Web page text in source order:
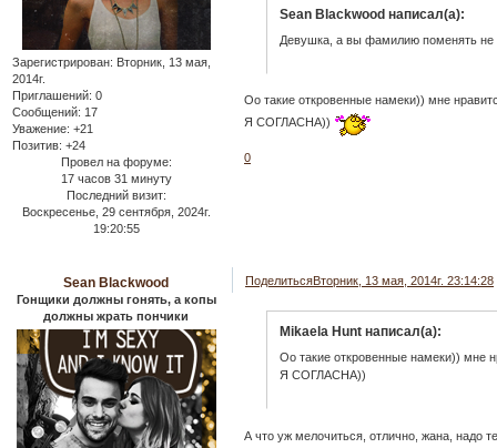
Зарегистрирован: Вторник, 13 мая,
2014г.
Приглашений: 0
Сообщений: 17
Уважение: +21
Позитив: +24
Провел на форуме:
17 часов 31 минуту
Последний визит:
Воскресенье, 29 сентября, 2024г.
19:20:55
Sean Blackwood написал(а):
Девушка, а вы фамилию поменять не
Оо такие откровенные намеки)) мне
Я СОГЛАСНА))
0
ПоделитьсяВторник, 13 мая, 2014г. 23:14:28
Sean Blackwood
Гонщики должны гонять, а копы
должны жрать пончики
Mikaela Hunt написал(а):
Оо такие откровенные намеки)) мне
Я СОГЛАСНА))
А что уж мелочиться, отлично, жана, надо